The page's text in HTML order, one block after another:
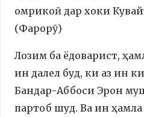
омрикоӣ дар хоки
(Фарорӯ)
Лозим ба ёдоварист,
ин далел буд, ки аз ин
Бандар-Аббоси Эрон
партоб шуд. Ва ин